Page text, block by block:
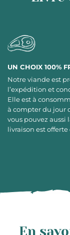
UN CHOIX 100%
Notre viande est
l’expédition et
Elle est à
à compter du jour
vous pouvez aussi
livraison est offerte
En